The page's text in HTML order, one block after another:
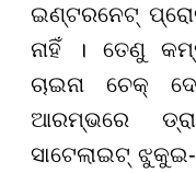
ଇଣ୍ଟରନେଟ୍
ନାହିଁ । ତେଣୁ
ଚାଇନା ଚେକ୍
ଆରମ୍ଭରେ
ସାଟେଲାଇଟ୍